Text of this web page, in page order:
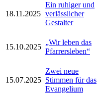
18.11.2025
Ein ruhiger und
verlässlicher
Gestalter
15.10.2025
„Wir leben das
Pfarrersleben“
15.07.2025
Zwei neue
Stimmen für das
Evangelium